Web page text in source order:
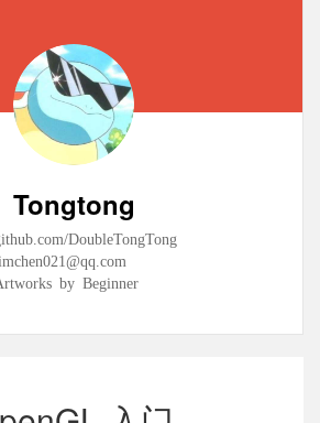
Tongtong
DoubleTongTong
by Beginner